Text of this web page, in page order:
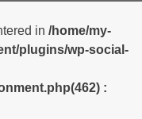
in /home/my-
plugins/wp-social-
: